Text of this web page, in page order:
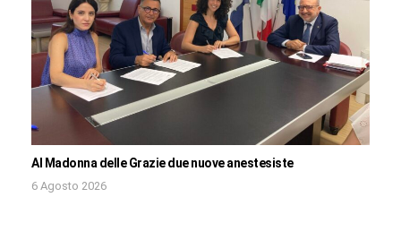
Al Madonna delle Grazie due nuove anestesiste
6 Agosto 2026